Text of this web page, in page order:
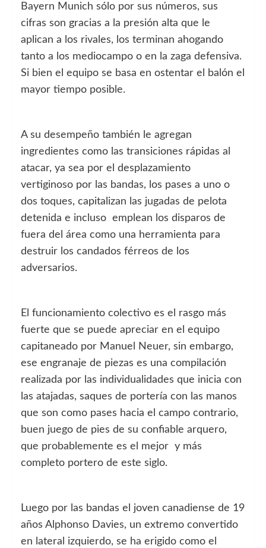
Bayern Munich sólo por sus números, sus
cifras son gracias a la presión alta que le
aplican a los rivales, los terminan ahogando
tanto a los mediocampo o en la zaga defensiva.
Si bien el equipo se basa en ostentar el balón el
mayor tiempo posible.
A su desempeño también le agregan
ingredientes como las transiciones rápidas al
atacar, ya sea por el desplazamiento
vertiginoso por las bandas, los pases a uno o
dos toques, capitalizan las jugadas de pelota
detenida e incluso emplean los disparos de
fuera del área como una herramienta para
destruir los candados férreos de los
adversarios.
El funcionamiento colectivo es el rasgo más
fuerte que se puede apreciar en el equipo
capitaneado por Manuel Neuer, sin embargo,
ese engranaje de piezas es una compilación
realizada por las individualidades que inicia con
las atajadas, saques de portería con las manos
que son como pases hacia el campo contrario,
buen juego de pies de su confiable arquero,
que probablemente es el mejor y más
completo portero de este siglo.
Luego por las bandas el joven canadiense de 19
años Alphonso Davies, un extremo convertido
en lateral izquierdo, se ha erigido como el